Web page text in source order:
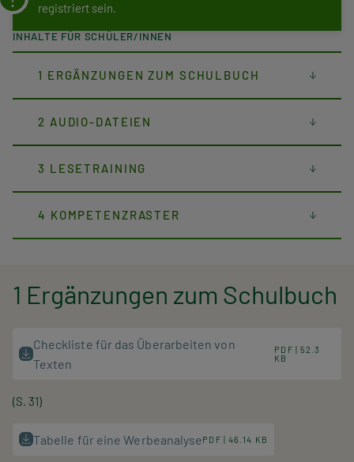
registriert sein.
INHALTE FÜR SCHÜLER/INNEN
1 ERGÄNZUNGEN ZUM SCHULBUCH
2 AUDIO-DATEIEN
3 LESETRAINING
4 KOMPETENZRASTER
1 Ergänzungen zum Schulbuch
Checkliste für das Überarbeiten von
Texten
PDF | 52.3
KB
(S. 31)
Tabelle für eine WerbeanalysePDF | 46.14 KB